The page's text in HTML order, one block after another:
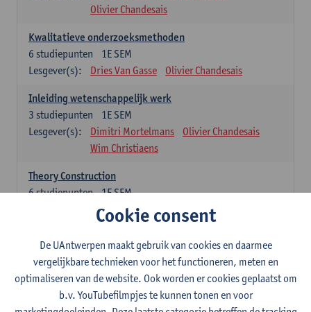
Olivier Chandesais
Kwalitatieve onderzoeksmethoden
1E SEM
6 studiepunten
Lesgever(s):
Dries Van Gasse Olivier Chandesais
Inleiding wetenschappelijk werk
1E SEM
3 studiepunten
Lesgever(s):
Dimitri Mortelmans
Olivier Chandesais
Wim Christiaens
Theory Construction
1E SEM
6studiepunten
Reda Mahajar
Algemeen vormende opleidingsonderdelen (15
studiepunten)
Sociale ongelijkheid: klasse, gender, etniciteit
1E SEM
3
studiepunten
Cookie consent
De UAntwerpen maakt gebruik van cookies en daarmee
vergelijkbare technieken voor het functioneren, meten en
optimaliseren van de website. Ook worden er cookies geplaatst om
b.v. YouTubefilmpjes te kunnen tonen en voor